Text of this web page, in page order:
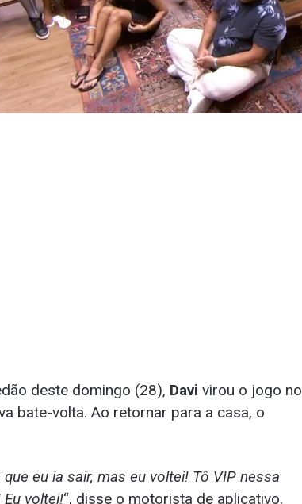
deste domingo (28), Davi virou o jogo no
bate-volta. Ao retornar para a casa, o
eu ia sair, mas eu voltei! Tô VIP nessa
voltei!“, disse o motorista de aplicativo,